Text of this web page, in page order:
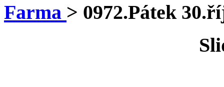
Farma > 0972.Pátek